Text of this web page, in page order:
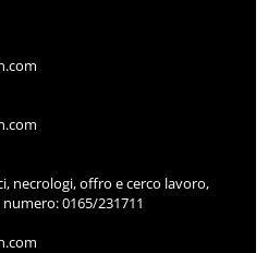
necrologi, offro e cerco lavoro,
0165/231711